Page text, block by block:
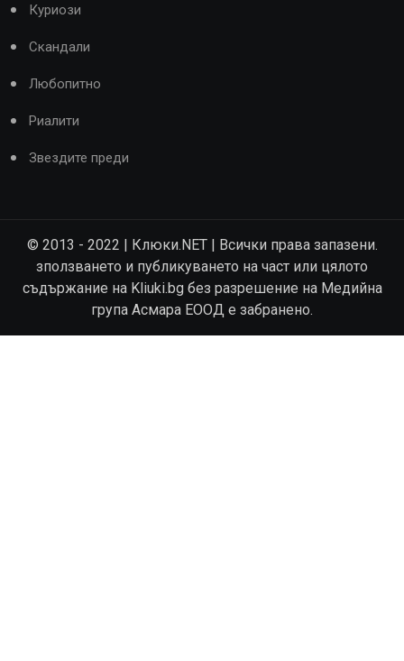
Куриози
Скандали
Любопитно
Риалити
Звездите преди
© 2013 - 2022 | Клюки.NET | Всички права запазени.
зползването и публикуването на част или цялото
съдържание на Kliuki.bg без разрешение на Медийна
група Асмара ЕООД е забранено.